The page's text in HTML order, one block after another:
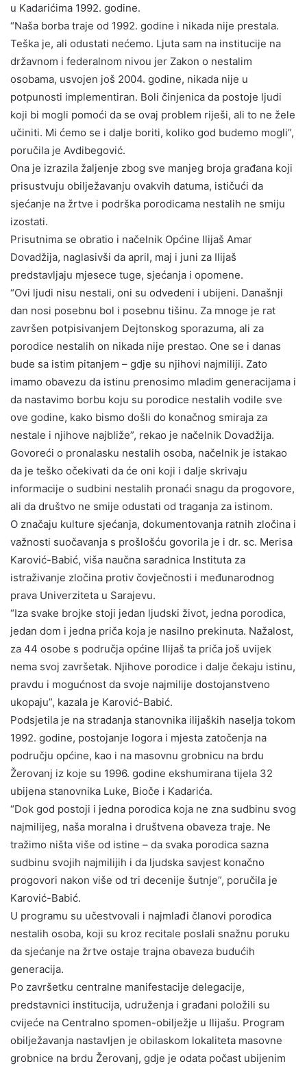
u Kadarićima 1992. godine.
“Naša borba traje od 1992. godine i nikada nije prestala.
Teška je, ali odustati nećemo. Ljuta sam na institucije na
državnom i federalnom nivou jer Zakon o nestalim
osobama, usvojen još 2004. godine, nikada nije u
potpunosti implementiran. Boli činjenica da postoje ljudi
koji bi mogli pomoći da se ovaj problem riješi, ali to ne žele
učiniti. Mi ćemo se i dalje boriti, koliko god budemo mogli”,
poručila je Avdibegović.
Ona je izrazila žaljenje zbog sve manjeg broja građana koji
prisustvuju obilježavanju ovakvih datuma, ističući da
sjećanje na žrtve i podrška porodicama nestalih ne smiju
izostati.
Prisutnima se obratio i načelnik Općine Ilijaš Amar
Dovadžija, naglasivši da april, maj i juni za Ilijaš
predstavljaju mjesece tuge, sjećanja i opomene.
“Ovi ljudi nisu nestali, oni su odvedeni i ubijeni. Današnji
dan nosi posebnu bol i posebnu tišinu. Za mnoge je rat
završen potpisivanjem Dejtonskog sporazuma, ali za
porodice nestalih on nikada nije prestao. One se i danas
bude sa istim pitanjem – gdje su njihovi najmiliji. Zato
imamo obavezu da istinu prenosimo mladim generacijama i
da nastavimo borbu koju su porodice nestalih vodile sve
ove godine, kako bismo došli do konačnog smiraja za
nestale i njihove najbliže”, rekao je načelnik Dovadžija.
Govoreći o pronalasku nestalih osoba, načelnik je istakao
da je teško očekivati da će oni koji i dalje skrivaju
informacije o sudbini nestalih pronaći snagu da progovore,
ali da društvo ne smije odustati od traganja za istinom.
O značaju kulture sjećanja, dokumentovanja ratnih zločina i
važnosti suočavanja s prošlošću govorila je i dr. sc. Merisa
Karović-Babić, viša naučna saradnica Instituta za
istraživanje zločina protiv čovječnosti i međunarodnog
prava Univerziteta u Sarajevu.
“Iza svake brojke stoji jedan ljudski život, jedna porodica,
jedan dom i jedna priča koja je nasilno prekinuta. Nažalost,
za 44 osobe s područja općine Ilijaš ta priča još uvijek
nema svoj završetak. Njihove porodice i dalje čekaju istinu,
pravdu i mogućnost da svoje najmilije dostojanstveno
ukopaju”, kazala je Karović-Babić.
Podsjetila je na stradanja stanovnika ilijaških naselja tokom
1992. godine, postojanje logora i mjesta zatočenja na
području općine, kao i na masovnu grobnicu na brdu
Žerovanj iz koje su 1996. godine ekshumirana tijela 32
ubijena stanovnika Luke, Bioče i Kadarića.
“Dok god postoji i jedna porodica koja ne zna sudbinu svog
najmilijeg, naša moralna i društvena obaveza traje. Ne
tražimo ništa više od istine – da svaka porodica sazna
sudbinu svojih najmilijih i da ljudska savjest konačno
progovori nakon više od tri decenije šutnje”, poručila je
Karović-Babić.
U programu su učestvovali i najmlađi članovi porodica
nestalih osoba, koji su kroz recitale poslali snažnu poruku
da sjećanje na žrtve ostaje trajna obaveza budućih
generacija.
Po završetku centralne manifestacije delegacije,
predstavnici institucija, udruženja i građani položili su
cvijeće na Centralno spomen-obilježje u Ilijašu. Program
obilježavanja nastavljen je obilaskom lokaliteta masovne
grobnice na brdu Žerovanj, gdje je odata počast ubijenim